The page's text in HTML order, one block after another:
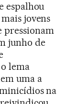
espalhou
jovens
pressionam
junho de
lema
uma a
na